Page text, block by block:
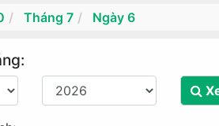
Tháng 7 Ngày 6